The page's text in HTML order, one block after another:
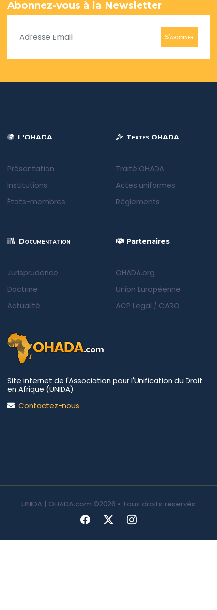
Abonnez-vous à la Newsletter
S'abonner
L'OHADA
Présentation
Institutions
États-membres
Textes OHADA
Traité OHADA
Actes uniformes
Règlements
Documentation
Jurisprudence
Doctrine
Actualité
Partenaires
OHADA.org
Union Européenne
ACP Legal / CARO
Site internet de l'Association pour l'Unification du Droit
en Afrique (UNIDA)
Contactez-nous
UNIDA | OHADA.com ©2026 • Tous droits réservés